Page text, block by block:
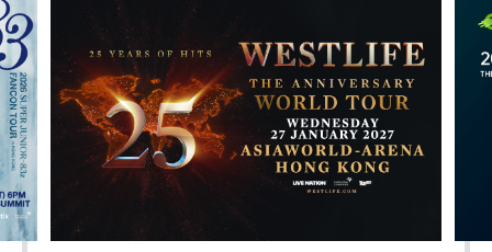
演出可能会有强光、闪光或烟雾效果，如观众感到不
适，或需要协助，请尽快通知现场医疗或保安人员。
严禁炒卖门票。门票如已被使用或转售、分享予他人
或作其他商业用途，亚洲国际博览馆管理有限公司及
主办机构将保留取消该门票之决定权。
迟到者或将被安排于适当时间方可进场。惟迟到者之
进场权利将不获保证。